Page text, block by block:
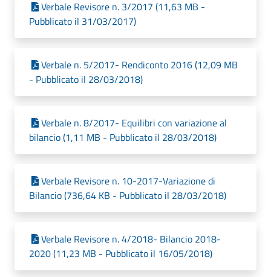
Verbale Revisore n. 3/2017 (11,63 MB -
Pubblicato il 31/03/2017)
Verbale n. 5/2017- Rendiconto 2016 (12,09 MB
- Pubblicato il 28/03/2018)
Verbale n. 8/2017- Equilibri con variazione al
bilancio (1,11 MB - Pubblicato il 28/03/2018)
Verbale Revisore n. 10-2017-Variazione di
Bilancio (736,64 KB - Pubblicato il 28/03/2018)
Verbale Revisore n. 4/2018- Bilancio 2018-
2020 (11,23 MB - Pubblicato il 16/05/2018)